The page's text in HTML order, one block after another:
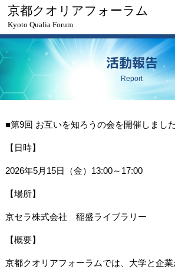
京都クオリアフォーラム
Kyoto Qualia Forum
活動報告
Report
■第9回 お互いを知ろうの会を開催しました
【日時】
2026年5月 15日（金）13:00～17:00
【場所】
京セラ株式会社 稲盛ライブラリー
【概要】
京都クオリアフォーラムでは、大学と企